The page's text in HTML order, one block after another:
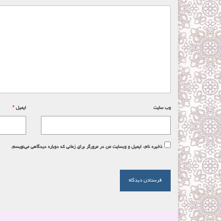
ایمیل * وب‌ سایت
ذخیره نام، ایمیل و وبسایت من در مرورگر برای زمانی که دوباره دیدگاهی می‌نویسم.